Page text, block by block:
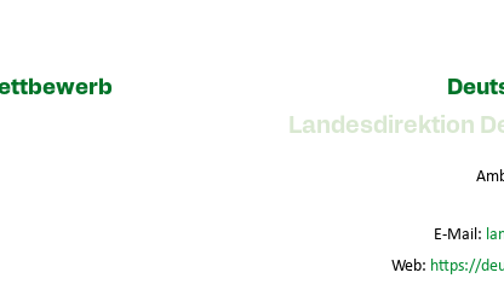
Landesdirektion
E-Mail:
Web: https://